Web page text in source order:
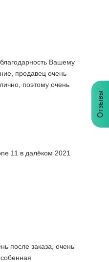
Вашему
продавец очень
поэтому очень
11 в далёком 2021
после заказа, очень
Отзывы